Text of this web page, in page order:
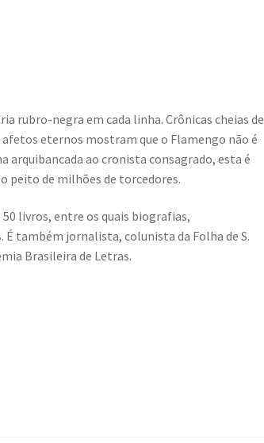
rubro-negra em cada linha. Crônicas cheias de
eternos mostram que o Flamengo não é
arquibancada ao cronista consagrado, esta é
peito de milhões de torcedores.
livros, entre os quais biografias,
também jornalista, colunista da Folha de S.
Brasileira de Letras.